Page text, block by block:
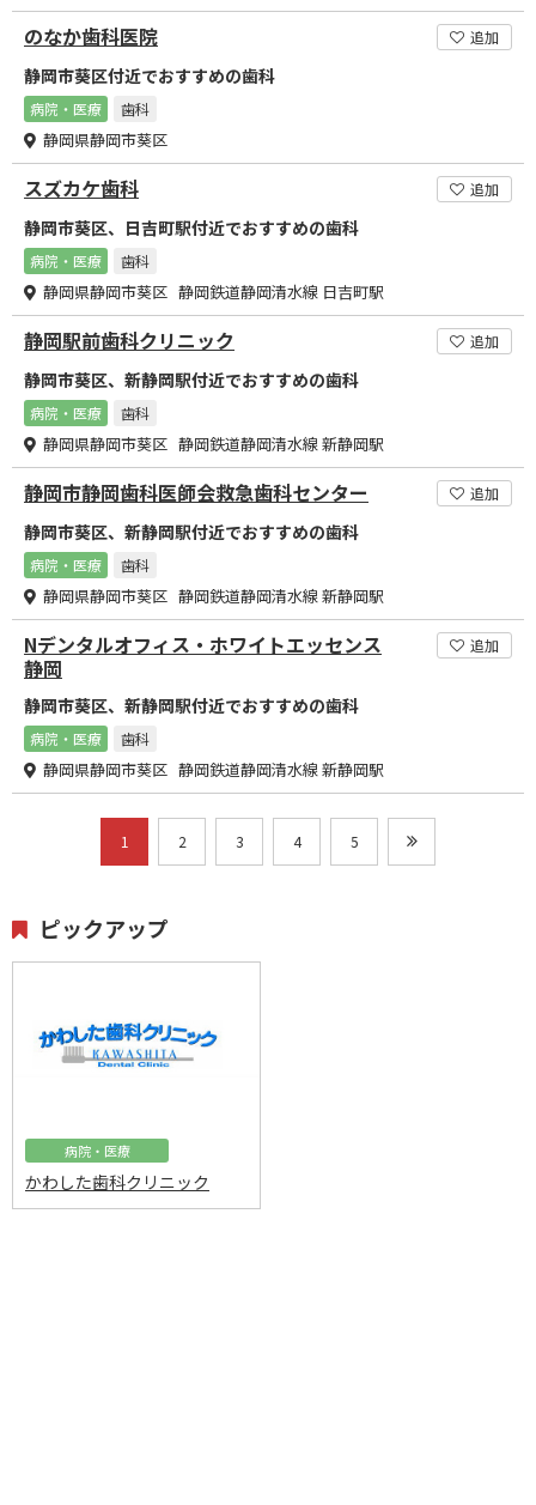
のなか歯科医院 追加
静岡市葵区付近でおすすめの歯科
病院・医療 歯科
静岡県静岡市葵区
スズカケ歯科 追加
静岡市葵区、日吉町駅付近でおすすめの歯科
病院・医療 歯科
静岡県静岡市葵区 静岡鉄道静岡清水線 日吉町駅
静岡駅前歯科クリニック 追加
静岡市葵区、新静岡駅付近でおすすめの歯科
病院・医療 歯科
静岡県静岡市葵区 静岡鉄道静岡清水線 新静岡駅
静岡市静岡歯科医師会救急歯科センター 追加
静岡市葵区、新静岡駅付近でおすすめの歯科
病院・医療 歯科
静岡県静岡市葵区 静岡鉄道静岡清水線 新静岡駅
Nデンタルオフィス・ホワイトエッセンス
静岡
追加
静岡市葵区、新静岡駅付近でおすすめの歯科
病院・医療 歯科
静岡県静岡市葵区 静岡鉄道静岡清水線 新静岡駅
1 2 3 4 5
ピックアップ
病院・医療
かわした歯科クリニック